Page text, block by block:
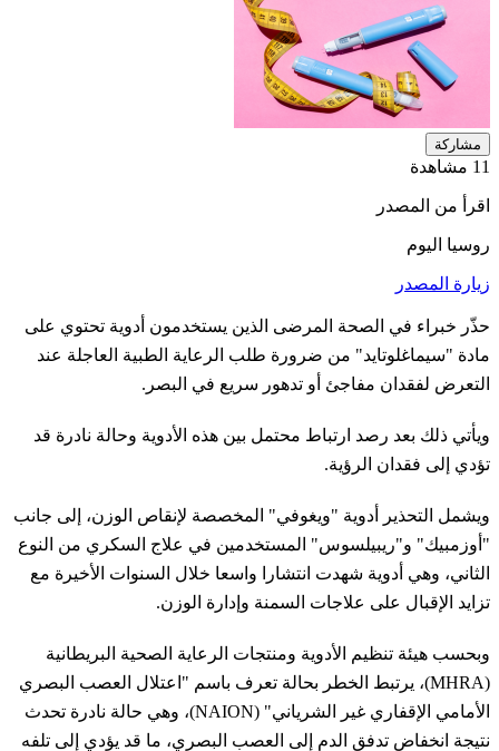
مشاركة
11 مشاهدة
اقرأ من المصدر
روسيا اليوم
زيارة المصدر
حذّر خبراء في الصحة المرضى الذين يستخدمون أدوية تحتوي على
مادة "سيماغلوتايد" من ضرورة طلب الرعاية الطبية العاجلة عند
التعرض لفقدان مفاجئ أو تدهور سريع في البصر.
ويأتي ذلك بعد رصد ارتباط محتمل بين هذه الأدوية وحالة نادرة قد
تؤدي إلى فقدان الرؤية.
ويشمل التحذير أدوية "ويغوفي" المخصصة لإنقاص الوزن، إلى جانب
"أوزمبيك" و"ريبيلسوس" المستخدمين في علاج السكري من النوع
الثاني، وهي أدوية شهدت انتشارا واسعا خلال السنوات الأخيرة مع
تزايد الإقبال على علاجات السمنة وإدارة الوزن.
وبحسب هيئة تنظيم الأدوية ومنتجات الرعاية الصحية البريطانية
(MHRA)، يرتبط الخطر بحالة تعرف باسم "اعتلال العصب البصري
الأمامي الإقفاري غير الشرياني" (NAION)، وهي حالة نادرة تحدث
نتيجة انخفاض تدفق الدم إلى العصب البصري، ما قد يؤدي إلى تلفه